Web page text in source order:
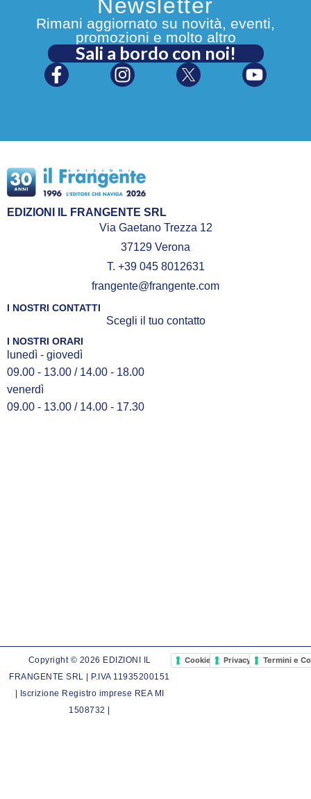
Newsletter
Rimani aggiornato su novità, eventi,
promozioni e molto altro
Sali a bordo con noi!
EDIZIONI IL FRANGENTE SRL
Via Gaetano Trezza 12
37129 Verona
T. +39 045 8012631
frangente@frangente.com
I NOSTRI CONTATTI
Scegli il tuo contatto
I NOSTRI ORARI
lunedì - giovedì
09.00 - 13.00 / 14.00 - 18.00
venerdì
09.00 - 13.00 / 14.00 - 17.30
Copyright © 2026 EDIZIONI IL
FRANGENTE SRL | P.IVA 11935200151
| Iscrizione Registro imprese REA MI
1508732 |
Cookie PolicyPrivacy PolicyTermini e